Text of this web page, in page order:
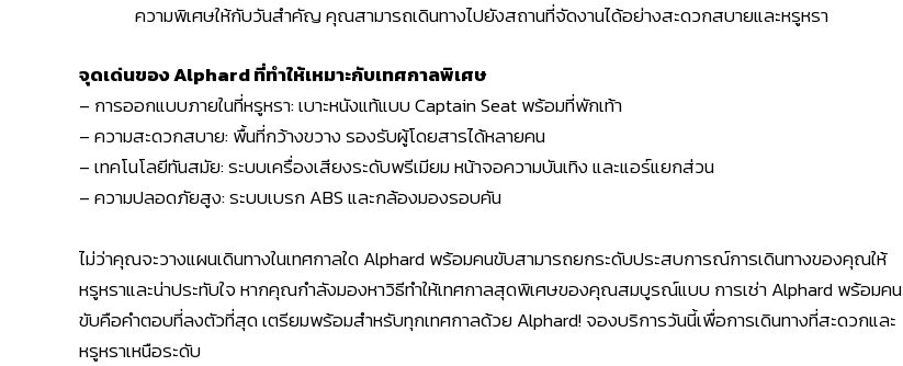
ความพิเศษให้กับวันสำคัญ คุณสามารถเดินทางไปยังสถานที่จัดงานได้อย่างสะดวกสบายและหรูหรา
จุดเด่นของ Alphard ที่ทำให้เหมาะกับเทศกาลพิเศษ
– การออกแบบภายในที่หรูหรา: เบาะหนังแท้แบบ Captain Seat พร้อมที่พักเท้า
– ความสะดวกสบาย: พื้นที่กว้างขวาง รองรับผู้โดยสารได้หลายคน
– เทคโนโลยีทันสมัย: ระบบเครื่องเสียงระดับพรีเมียม หน้าจอความบันเทิง และแอร์แยกส่วน
– ความปลอดภัยสูง: ระบบเบรก ABS และกล้องมองรอบคัน
ไม่ว่าคุณจะวางแผนเดินทางในเทศกาลใด Alphard พร้อมคนขับสามารถยกระดับประสบการณ์การเดินทางของคุณให้
หรูหราและน่าประทับใจ หากคุณกำลังมองหาวิธีทำให้เทศกาลสุดพิเศษของคุณสมบูรณ์แบบ การเช่า Alphard พร้อมคน
ขับคือคำตอบที่ลงตัวที่สุด เตรียมพร้อมสำหรับทุกเทศกาลด้วย Alphard! จองบริการวันนี้เพื่อการเดินทางที่สะดวกและ
หรูหราเหนือระดับ